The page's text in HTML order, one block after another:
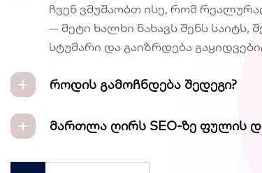
ჩვენ ვმუშაობთ ისე, რომ
— მეტი ხალხი ნახავს შენს საიტს,
სტუმარი და გაიზრდება
როდის გამოჩნდება შედეგი?
მართლა ღირს SEO-ზე ფულის